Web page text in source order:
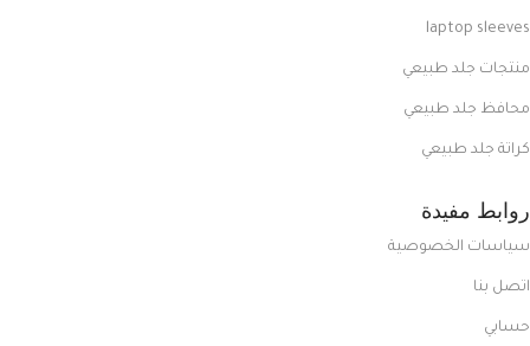
laptop sleeves
منتجات جلد طبيعي
محافظ جلد طبيعي
كراتة جلد طبيعي
روابط مفيدة
سياسات الخصوصية
اتصل بنا
حسابي